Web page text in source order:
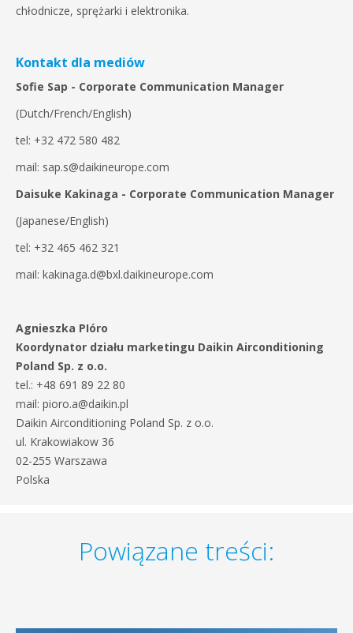
chłodnicze, sprężarki i elektronika.
Kontakt dla mediów
Sofie Sap - Corporate Communication Manager
(Dutch/French/English)
tel: +32 472 580 482
mail: sap.s@daikineurope.com
Daisuke Kakinaga - Corporate Communication Manager
(Japanese/English)
tel: +32 465 462 321
mail: kakinaga.d@bxl.daikineurope.com
Agnieszka PIóro
Koordynator działu marketingu Daikin Airconditioning
Poland Sp. z o.o.
tel.: +48 691 89 22 80
mail: pioro.a@daikin.pl
Daikin Airconditioning Poland Sp. z o.o.
ul. Krakowiakow 36
02-255 Warszawa
Polska
Powiązane treści: